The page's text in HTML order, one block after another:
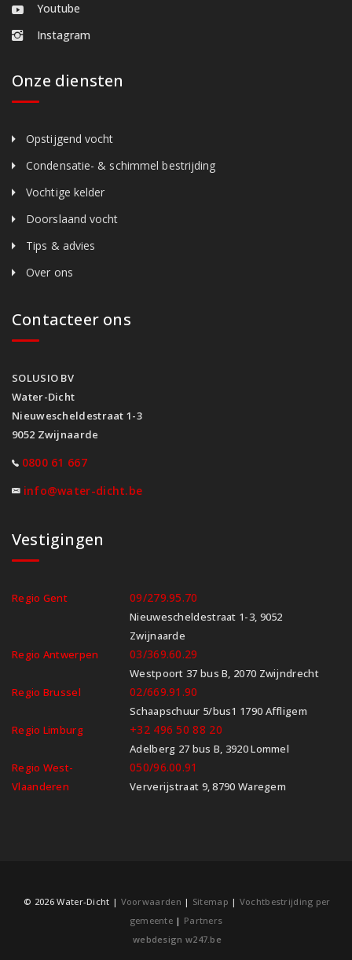
Youtube
Instagram
Onze diensten
Opstijgend vocht
Condensatie- & schimmel bestrijding
Vochtige kelder
Doorslaand vocht
Tips & advies
Over ons
Contacteer ons
SOLUSIO BV
Water-Dicht
Nieuwescheldestraat 1-3
9052 Zwijnaarde
0800 61 667
info@water-dicht.be
Vestigingen
Regio Gent 09/279.95.70
Nieuwescheldestraat 1-3, 9052
Zwijnaarde
Regio Antwerpen
03/369.60.29
Westpoort 37 bus B, 2070 Zwijndrecht
Regio Brussel
02/669.91.90
Schaapschuur 5/bus1 1790 Affligem
Regio Limburg
+32 496 50 88 20
Adelberg 27 bus B, 3920 Lommel
Regio West-
Vlaanderen
050/96.00.91
Ververijstraat 9, 8790 Waregem
© 2026 Water-Dicht | Voorwaarden | Sitemap | Vochtbestrijding per
gemeente | Partners
webdesign w247.be